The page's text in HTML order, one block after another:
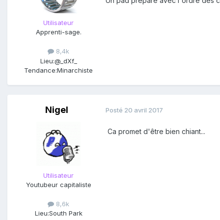
Utilisateur
Apprenti-sage.
8,4k
Lieu:@_dXf_
Tendance:Minarchiste
Nigel
Utilisateur
Youtubeur capitaliste
8,6k
Lieu:South Park
Posté 20 avril 2017
Ca promet d'être bien chiant...